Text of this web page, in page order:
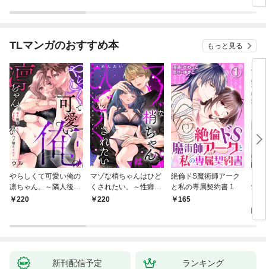
TLマンガのおすすめ本 もっと見る
やらしくて可愛い俺の
凛ちゃん。～隣人後輩
くんのイキすぎた執着
220
マゾな梢ちゃんはひど
くされたい。～性癖マ
ッチした後輩と欲望の
220
絶倫ドS魔術師アーク
と私の専属契約書 1
165
愛
新刊配信予定 ランキング